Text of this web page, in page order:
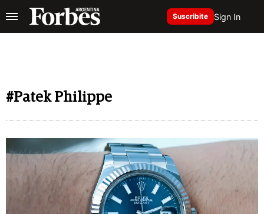
Suscribite Sign In
#Patek Philippe